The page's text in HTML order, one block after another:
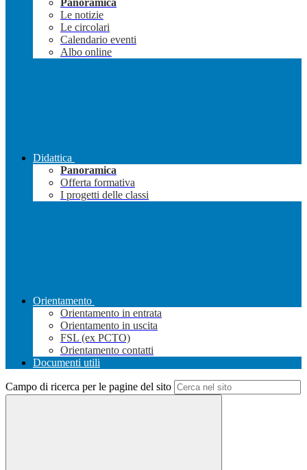
Panoramica
Le notizie
Le circolari
Calendario eventi
Albo online
Didattica
Panoramica
Offerta formativa
I progetti delle classi
Orientamento
Orientamento in entrata
Orientamento in uscita
FSL (ex PCTO)
Orientamento contatti
Documenti utili
Campo di ricerca per le pagine del sito